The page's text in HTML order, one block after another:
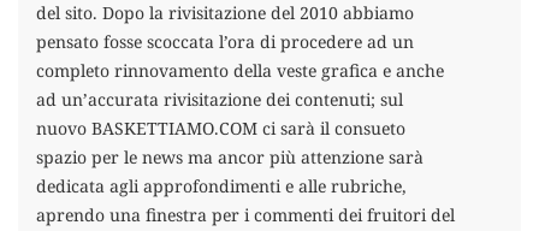
del sito. Dopo la rivisitazione del 2010 abbiamo
pensato fosse scoccata l’ora di procedere ad un
completo rinnovamento della veste grafica e anche
ad un’accurata rivisitazione dei contenuti; sul
nuovo BASKETTIAMO.COM ci sarà il consueto
spazio per le news ma ancor più attenzione sarà
dedicata agli approfondimenti e alle rubriche,
aprendo una finestra per i commenti dei fruitori del